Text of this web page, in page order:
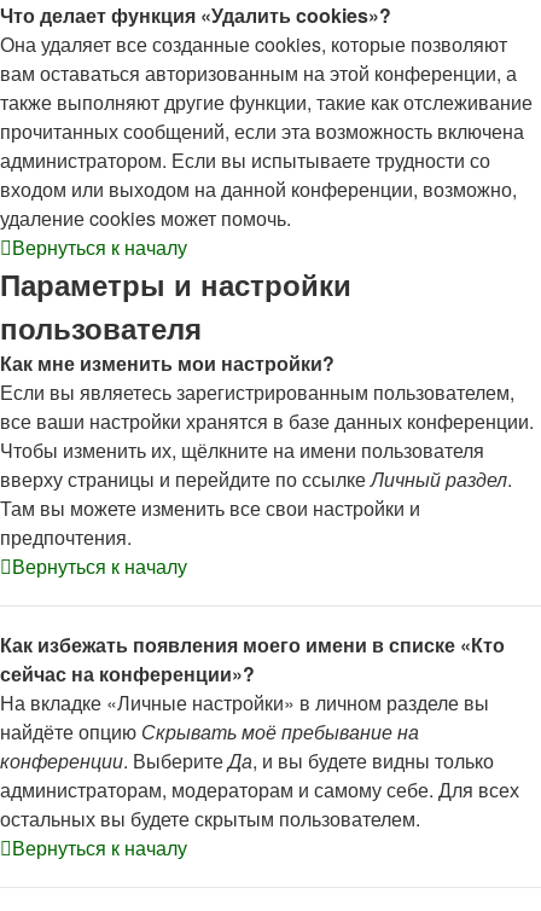
Что делает функция «Удалить cookies»?
Она удаляет все созданные cookies, которые позволяют
вам оставаться авторизованным на этой конференции, а
также выполняют другие функции, такие как отслеживание
прочитанных сообщений, если эта возможность включена
администратором. Если вы испытываете трудности со
входом или выходом на данной конференции, возможно,
удаление cookies может помочь.
Вернуться к началу
Параметры и настройки
пользователя
Как мне изменить мои настройки?
Если вы являетесь зарегистрированным пользователем,
все ваши настройки хранятся в базе данных конференции.
Чтобы изменить их, щёлкните на имени пользователя
вверху страницы и перейдите по ссылкеЛичный раздел.
Там вы можете изменить все свои настройки и
предпочтения.
Вернуться к началу
Как избежать появления моего имени в списке «Кто
сейчас на конференции»?
На вкладке «Личные настройки» в личном разделе вы
найдёте опцию Скрывать моё пребывание на
конференции. ВыберитеДа, и вы будете видны только
администраторам, модераторам и самому себе. Для всех
остальных вы будете скрытым пользователем.
Вернуться к началу